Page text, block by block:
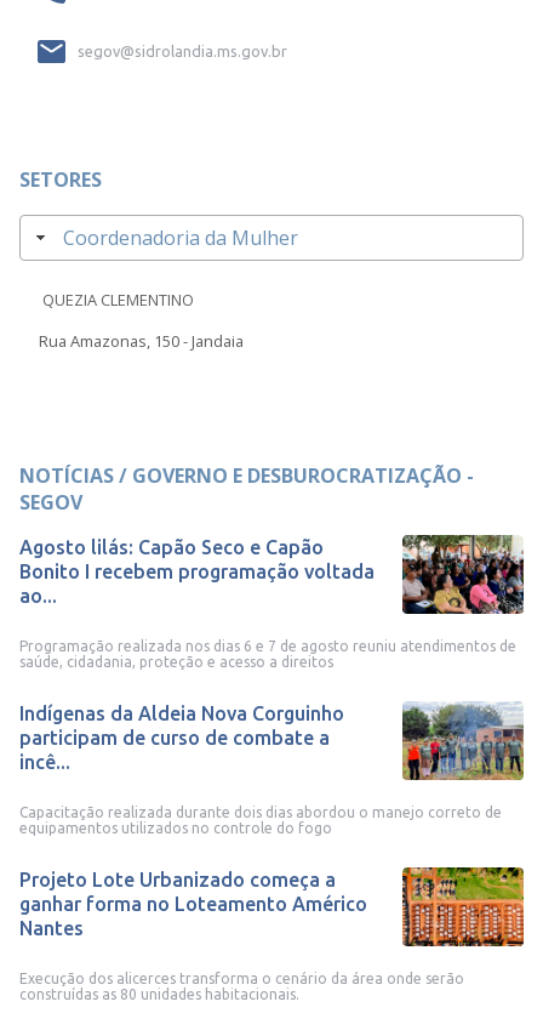
segov@sidrolandia.ms.gov.br
SETORES
Coordenadoria da Mulher
QUEZIA CLEMENTINO
Rua Amazonas, 150 - Jandaia
NOTÍCIAS / GOVERNO E DESBUROCRATIZAÇÃO -
SEGOV
Agosto lilás: Capão Seco e Capão
Bonito I recebem programação voltada
ao...
Programação realizada nos dias 6 e 7 de agosto reuniu atendimentos de
saúde, cidadania, proteção e acesso a direitos
Indígenas da Aldeia Nova Corguinho
participam de curso de combate a
incê...
Capacitação realizada durante dois dias abordou o manejo correto de
equipamentos utilizados no controle do fogo
Projeto Lote Urbanizado começa a
ganhar forma no Loteamento Américo
Nantes
Execução dos alicerces transforma o cenário da área onde serão
construídas as 80 unidades habitacionais.